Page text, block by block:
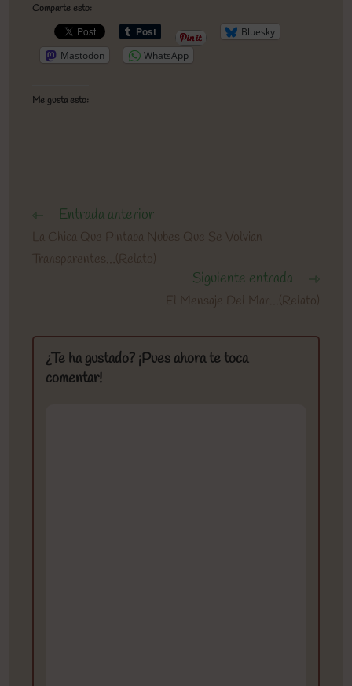
Comparte esto:
Bluesky
Mastodon
WhatsApp
Me gusta esto:
Leer
artículos
Entrada anterior
La Chica Que Pintaba Nubes Que Se Volvian
Transparentes…(Relato)
Siguiente entrada
El Mensaje Del Mar…(Relato)
¿Te ha gustado? ¡Pues ahora te toca
comentar!